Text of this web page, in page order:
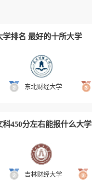
学排名 最好的十所大学
东北财经大学
科450分左右能报什么大学
吉林财经大学